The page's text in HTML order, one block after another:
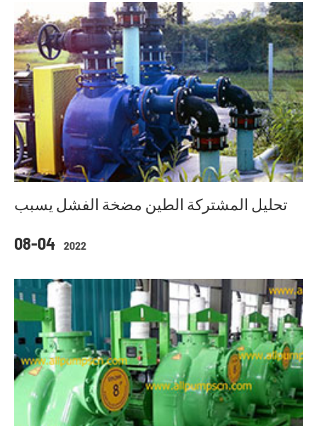
08-04 2022
تحليل المشتركة الطين مضخة الفشل يسبب